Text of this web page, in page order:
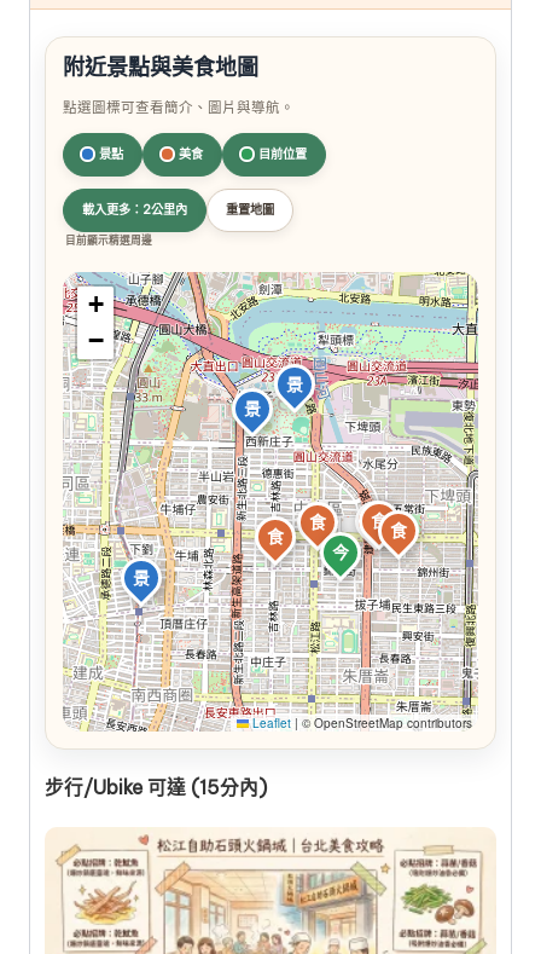
附近景點與美食地圖
點選圖標可查看簡介、圖片與導航。
景點 美食 目前位置
載入更多：2公里內 重置地圖
目前顯示精選周邊
今
食
食
食
景
景
景
食
食
+
−
Leaflet | © OpenStreetMap contributors
步行/Ubike 可達 (15分內)